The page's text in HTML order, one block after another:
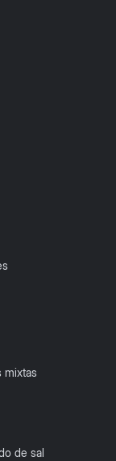
mixtas
de sal